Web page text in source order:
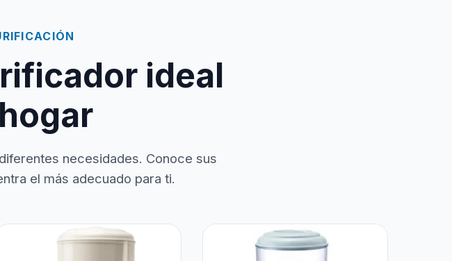
ideal
necesidades. Conoce sus
el más adecuado para ti.